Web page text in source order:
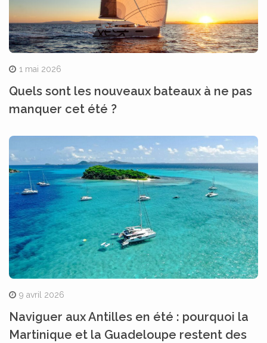
1 mai 2026
Quels sont les nouveaux bateaux à ne pas
manquer cet été ?
9 avril 2026
Naviguer aux Antilles en été : pourquoi la
Martinique et la Guadeloupe restent des